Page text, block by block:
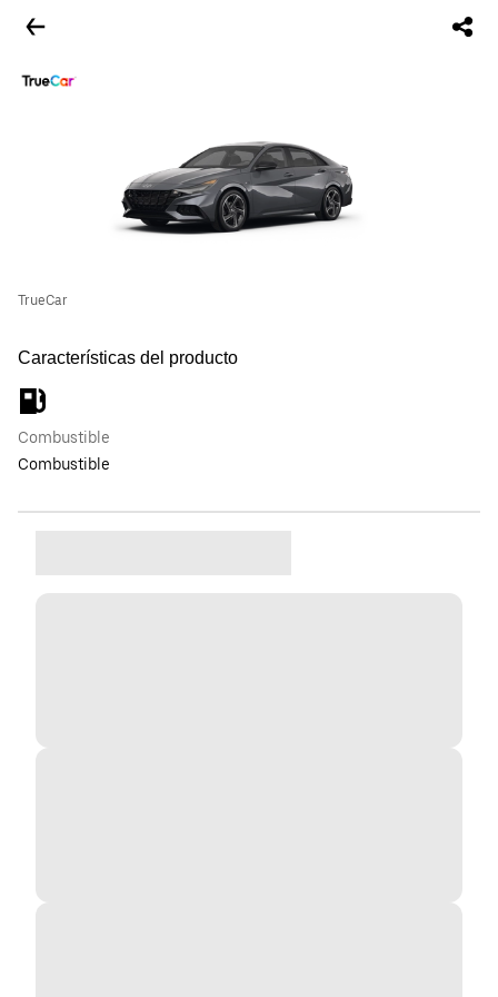
TrueCar
Características del producto
Combustible
Combustible